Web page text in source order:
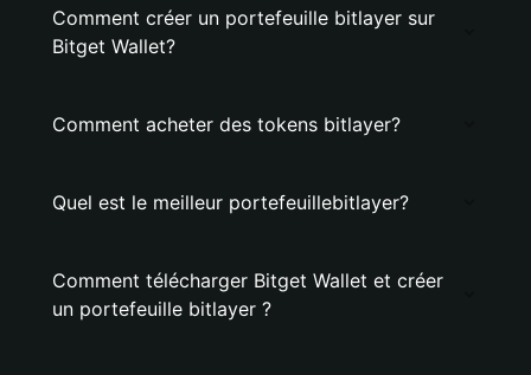
Comment créer un portefeuille bitlayer sur
Bitget Wallet?
Comment acheter des tokens bitlayer?
Quel est le meilleur portefeuillebitlayer?
Comment télécharger Bitget Wallet et créer
un portefeuille bitlayer ?